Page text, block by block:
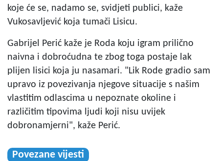
koje će se, nadamo se, svidjeti publici, kaže
Vukosavljević koja tumači Lisicu.
Gabrijel Perić kaže je Roda koju igram prilično
naivna i dobroćudna te zbog toga postaje lak
plijen lisici koja ju nasamari. "Lik Rode gradio sam
upravo iz povezivanja njegove situacije s našim
vlastitim odlascima u nepoznate okoline i
različitim tipovima ljudi koji nisu uvijek
dobronamjerni", kaže Perić.
Povezane vijesti